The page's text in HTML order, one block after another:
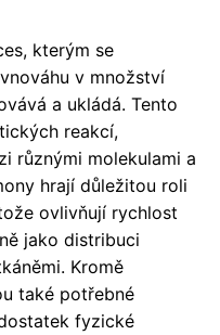
kterým se
v množství
a ukládá. Tento
reakcí,
různými molekulami a
hrají důležitou roli
ovlivňují rychlost
jako distribuci
Kromě
také potřebné
fyzické